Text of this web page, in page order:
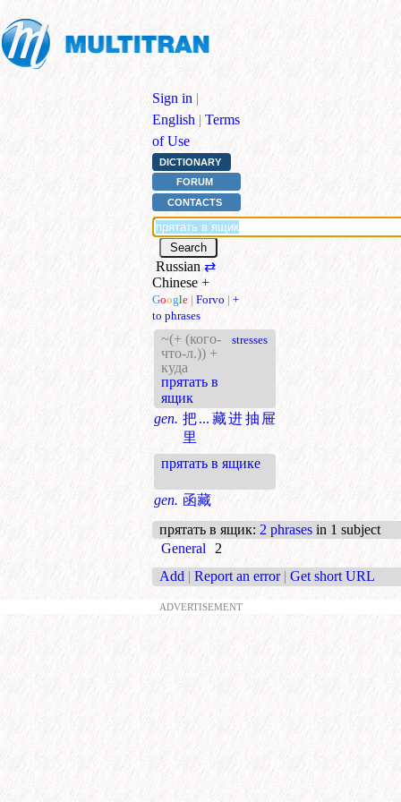
Sign in |
English | Terms
of Use
DICTIONARY
FORUM
CONTACTS
Russian ⇄
Chinese +
Google | Forvo | +
to phrases
~(+ (кого-
что-л.)) +
куда
прятать в
ящик
stresses
gen. 把...藏进抽屉
里
прятать в ящике
gen. 函藏
прятать в ящик: 2 phrases in 1 subject
General
2
Add | Report an error | Get short URL
ADVERTISEMENT